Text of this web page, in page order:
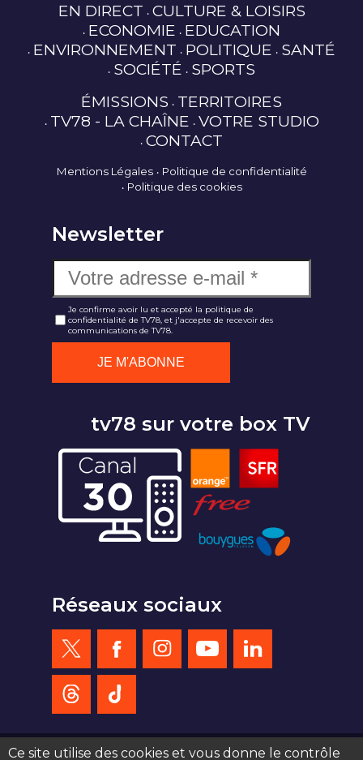
EN DIRECT CULTURE & LOISIRS
ECONOMIE EDUCATION
ENVIRONNEMENT POLITIQUE SANTÉ
SOCIÉTÉ SPORTS
ÉMISSIONS TERRITOIRES
TV78 - LA CHAÎNE VOTRE STUDIO
CONTACT
Mentions Légales
Politique de confidentialité
Politique des cookies
Newsletter
Je confirme avoir lu et accepté la politique de
confidentialité de TV78, et j'accepte de recevoir des
communications de TV78.
tv78 sur votre box TV
Réseaux sociaux
Ce site utilise des cookies et vous donne le contrôle